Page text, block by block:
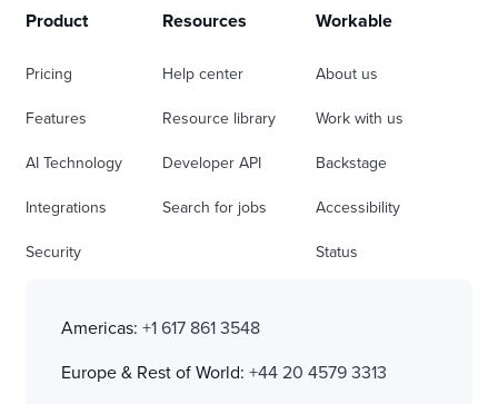
Product
Pricing
Features
AI Technology
Integrations
Security
Resources
Help center
Resource library
Developer API
Search for jobs
Workable
About us
Work with us
Backstage
Accessibility
Status
Americas: +1 617 861 3548
Europe & Rest of World: +44 20 4579 3313